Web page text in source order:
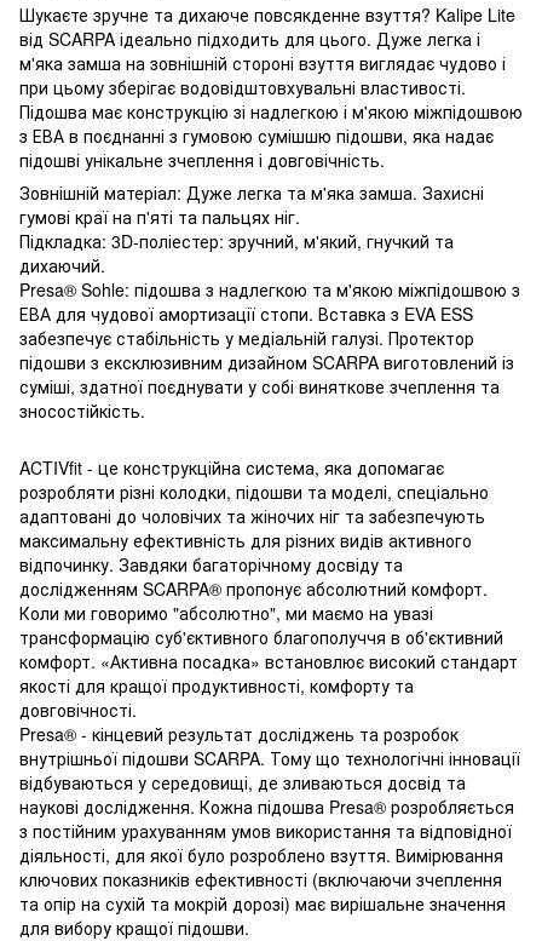
Шукаєте зручне та дихаюче повсякденне взуття? Kalipe Lite
від SCARPA ідеально підходить для цього. Дуже легка і
м'яка замша на зовнішній стороні взуття виглядає чудово і
при цьому зберігає водовідштовхувальні властивості.
Підошва має конструкцію зі надлегкою і м'якою міжпідошвою
з ЕВА в поєднанні з гумовою сумішшю підошви, яка надає
підошві унікальне зчеплення і довговічність.
Зовнішній матеріал: Дуже легка та м'яка замша. Захисні
гумові краї на п'яті та пальцях ніг.
Підкладка: 3D-поліестер: зручний, м'який, гнучкий та
дихаючий.
Presa® Sohle: підошва з надлегкою та м'якою міжпідошвою з
ЕВА для чудової амортизації стопи. Вставка з EVA ESS
забезпечує стабільність у медіальній галузі. Протектор
підошви з ексклюзивним дизайном SCARPA виготовлений із
суміші, здатної поєднувати у собі виняткове зчеплення та
зносостійкість.
ACTIVfit - це конструкційна система, яка допомагає
розробляти різні колодки, підошви та моделі, спеціально
адаптовані до чоловічих та жіночих ніг та забезпечують
максимальну ефективність для різних видів активного
відпочинку. Завдяки багаторічному досвіду та
дослідженням SCARPA® пропонує абсолютний комфорт.
Коли ми говоримо "абсолютно", ми маємо на увазі
трансформацію суб'єктивного благополуччя в об'єктивний
комфорт. «Активна посадка» встановлює високий стандарт
якості для кращої продуктивності, комфорту та
довговічності.
Presa® - кінцевий результат досліджень та розробок
внутрішньої підошви SCARPA. Тому що технологічні інновації
відбуваються у середовищі, де зливаються досвід та
наукові дослідження. Кожна підошва Presa® розробляється
з постійним урахуванням умов використання та відповідної
діяльності, для якої було розроблено взуття. Вимірювання
ключових показників ефективності (включаючи зчеплення
та опір на сухій та мокрій дорозі) має вирішальне значення
для вибору кращої підошви.